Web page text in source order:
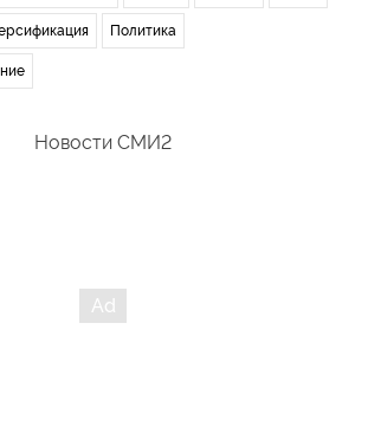
Политика
Новости СМИ2